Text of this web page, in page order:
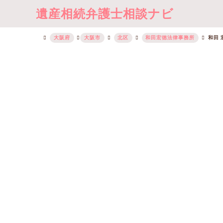
遺産相続弁護士相談ナビ
大阪府 大阪市 北区 和田宏徳法律事務所 和田